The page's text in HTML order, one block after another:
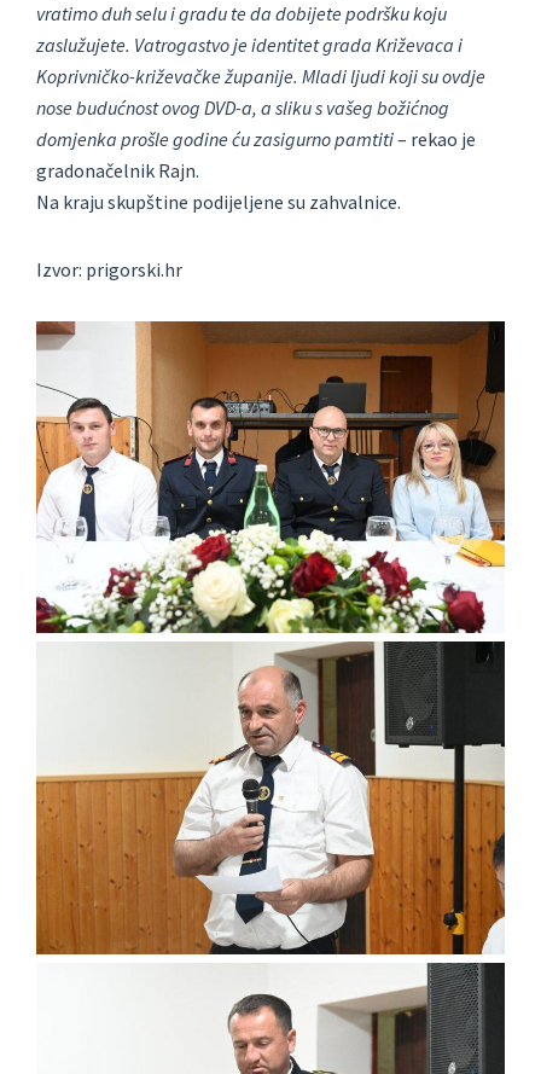
vratimo duh selu i gradu te da dobijete podršku koju
zaslužujete. Vatrogastvo je identitet grada Križevaca i
Koprivničko-križevačke županije. Mladi ljudi koji su ovdje
nose budućnost ovog DVD-a, a sliku s vašeg božićnog
domjenka prošle godine ću zasigurno pamtiti– rekao je
gradonačelnik Rajn.
Na kraju skupštine podijeljene su zahvalnice.
Izvor: prigorski.hr